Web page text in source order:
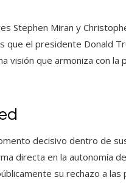
Stephen Miran y
el presidente Donald
visión que armoniza con
decisivo dentro de
directa en la autonomía
su rechazo a las